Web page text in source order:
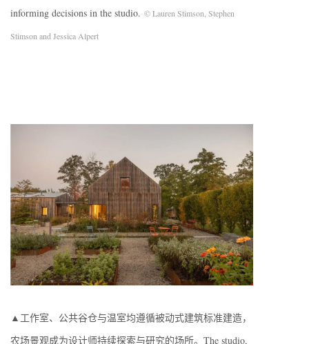
informing decisions in the studio. © Lauren Stimson, Stephen
Stimson and Jessica Alpert
▲工作室、公共谷仓与温室均遵循被动式建筑标准建造，
农场景观成为设计师持续探索与研究的场所。The studio,